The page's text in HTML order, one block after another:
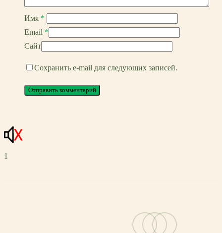
Имя *
Email *
Сайт
Сохранить e-mail для следующих записей.
1
vk telegram
email